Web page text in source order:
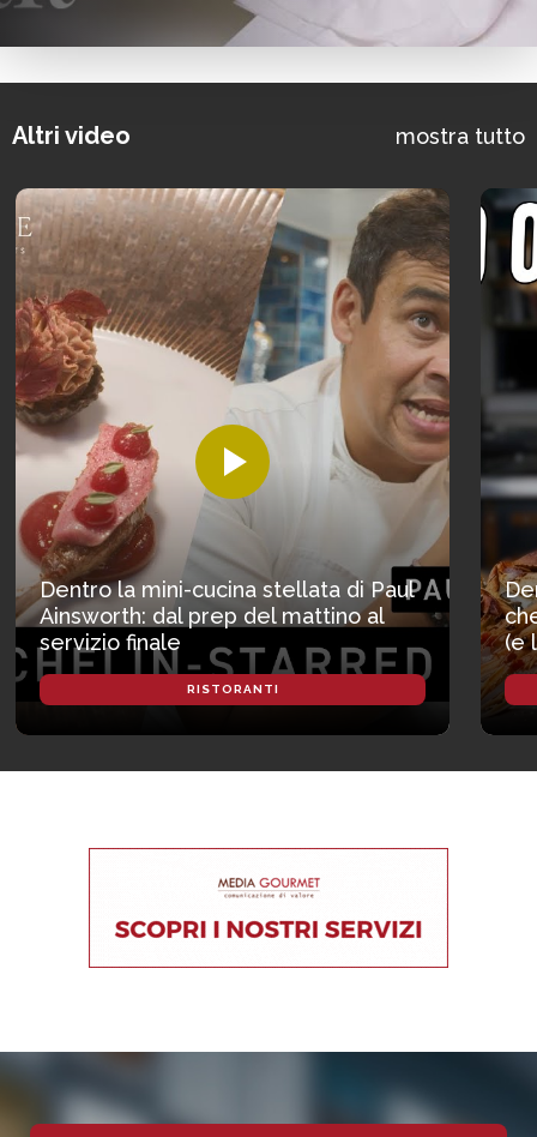
Altri video mostra tutto
Dentro la mini-cucina stellata di Paul
Ainsworth: dal prep del mattino al
servizio finale
RISTORANTI
(e